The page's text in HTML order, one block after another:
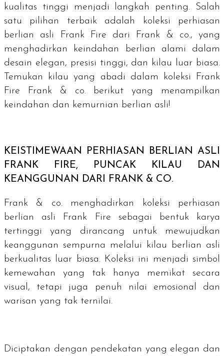
kualitas tinggi menjadi langkah penting. Salah
satu pilihan terbaik adalah koleksi perhiasan
berlian asli Frank Fire dari Frank & co., yang
menghadirkan keindahan berlian alami dalam
desain elegan, presisi tinggi, dan kilau luar biasa.
Temukan kilau yang abadi dalam koleksi Frank
Fire Frank & co. berikut yang menampilkan
keindahan dan kemurnian berlian asli!
KEISTIMEWAAN PERHIASAN BERLIAN ASLI
FRANK FIRE, PUNCAK KILAU DAN
KEANGGUNAN DARI FRANK & CO.
Frank & co. menghadirkan koleksi perhiasan
berlian asli Frank Fire sebagai bentuk karya
tertinggi yang dirancang untuk mewujudkan
keanggunan sempurna melalui kilau berlian asli
berkualitas luar biasa. Koleksi ini menjadi simbol
kemewahan yang tak hanya memikat secara
visual, tetapi juga penuh nilai emosional dan
warisan yang tak ternilai.
Diciptakan dengan pendekatan yang elegan dan